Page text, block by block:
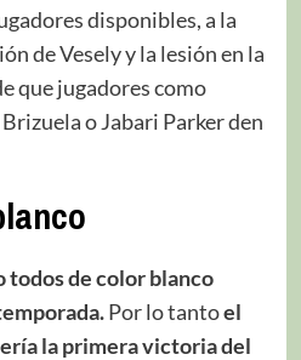
disponibles, a la
de Vesely y la lesión en la
que jugadores como
o Jabari Parkerden
todos de color blanco
Por lo tantoel
la primera victoria del